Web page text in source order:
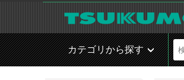
カテゴリから探す